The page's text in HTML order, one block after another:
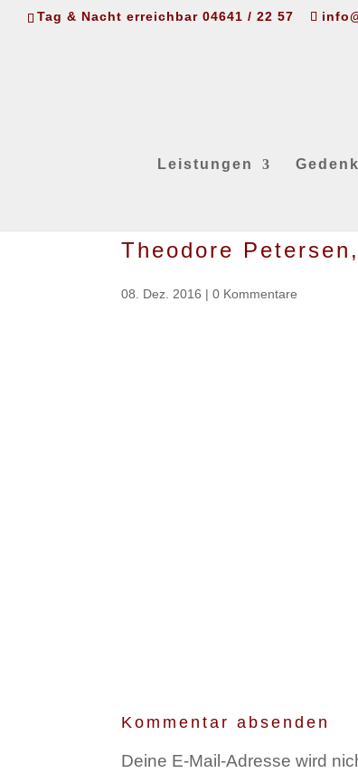
Tag & Nacht erreichbar 04641 / 22 57
Leistungen
Theodore
08. Dez. 2016 |0 Kommentare
Kommentar absenden
Deine E-Mail-Adresse wird